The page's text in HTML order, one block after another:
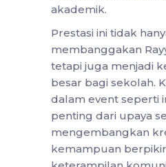
akademik.
Prestasi ini tidak
membanggakan
tetapi juga menjadi
besar bagi sekolah.
dalam event seperti
penting dari upaya
mengembangkan
kemampuan